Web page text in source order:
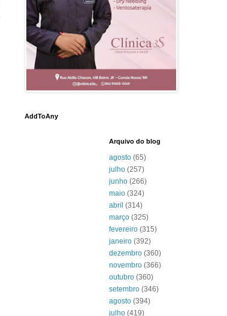
AddToAny
Arquivo do blog
agosto (65)
julho (257)
junho (266)
maio (324)
abril (314)
março (325)
fevereiro (315)
janeiro (392)
dezembro (360)
novembro (366)
outubro (360)
setembro (346)
agosto (394)
julho (419)